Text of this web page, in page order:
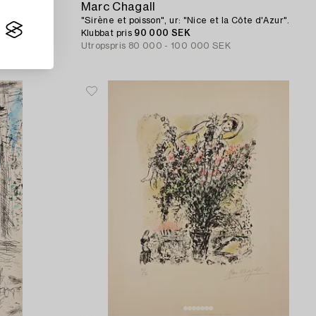
Marc Chagall
"Sirène et poisson", ur: "Nice et la Côte d'Azur".
Klubbat pris 90 000 SEK
Utropspris 80 000 - 100 000 SEK